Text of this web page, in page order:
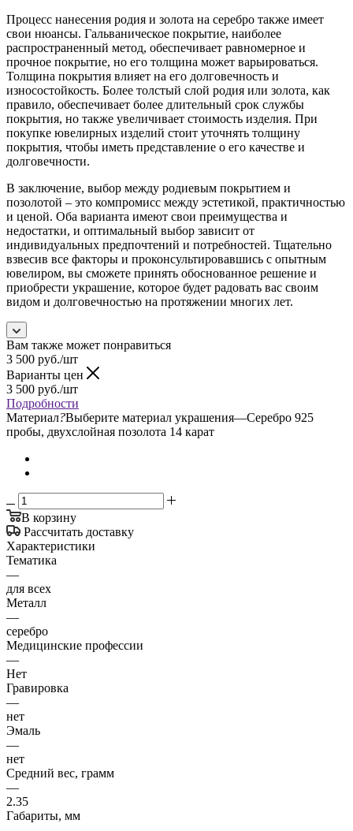
Процесс нанесения родия и золота на серебро также имеет
свои нюансы. Гальваническое покрытие, наиболее
распространенный метод, обеспечивает равномерное и
прочное покрытие, но его толщина может варьироваться.
Толщина покрытия влияет на его долговечность и
износостойкость. Более толстый слой родия или золота, как
правило, обеспечивает более длительный срок службы
покрытия, но также увеличивает стоимость изделия. При
покупке ювелирных изделий стоит уточнять толщину
покрытия, чтобы иметь представление о его качестве и
долговечности.
В заключение, выбор между родиевым покрытием и
позолотой – это компромисс между эстетикой, практичностью
и ценой. Оба варианта имеют свои преимущества и
недостатки, и оптимальный выбор зависит от
индивидуальных предпочтений и потребностей. Тщательно
взвесив все факторы и проконсультировавшись с опытным
ювелиром, вы сможете принять обоснованное решение и
приобрести украшение, которое будет радовать вас своим
видом и долговечностью на протяжении многих лет.
Вам также может понравиться
3 500 руб./шт
Варианты цен
3 500 руб./шт
Подробности
Материал?Выберите материал украшения—Серебро 925
пробы, двухслойная позолота 14 карат
В корзину
Рассчитать доставку
Характеристики
Тематика
—
для всех
Металл
—
серебро
Медицинские профессии
—
Нет
Гравировка
—
нет
Эмаль
—
нет
Средний вес, грамм
—
2.35
Габариты, мм